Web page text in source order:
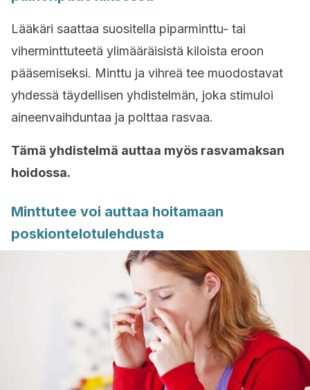
Lääkäri saattaa suositella piparminttu- tai
viherminttuteetä ylimääräisistä kiloista eroon
pääsemiseksi. Minttu ja vihreä tee muodostavat
yhdessä täydellisen yhdistelmän, joka stimuloi
aineenvaihduntaa ja polttaa rasvaa.
Tämä yhdistelmä auttaa myös rasvamaksan
hoidossa.
Minttutee voi auttaa hoitamaan
poskiontelotulehdusta